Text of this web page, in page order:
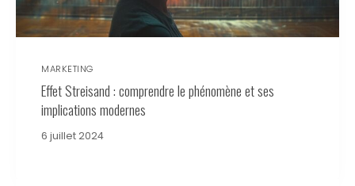
MARKETING
Effet Streisand : comprendre le phénomène et ses
implications modernes
6 juillet 2024